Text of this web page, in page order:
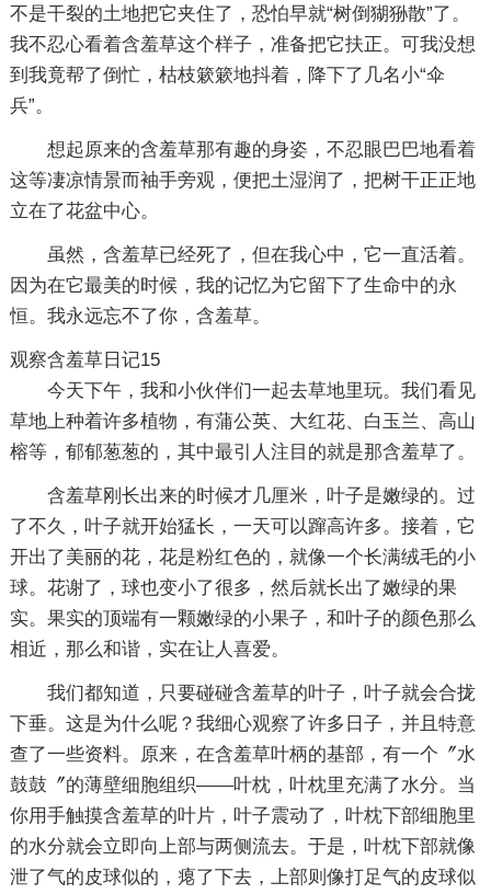
不是干裂的土地把它夹住了，恐怕早就“树倒猢狲散”了。
我不忍心看着含羞草这个样子，准备把它扶正。可我没想
到我竟帮了倒忙，枯枝簌簌地抖着，降下了几名小“伞
兵”。
想起原来的含羞草那有趣的身姿，不忍眼巴巴地看着
这等凄凉情景而袖手旁观，便把土湿润了，把树干正正地
立在了花盆中心。
虽然，含羞草已经死了，但在我心中，它一直活着。
因为在它最美的时候，我的记忆为它留下了生命中的永
恒。我永远忘不了你，含羞草。
观察含羞草日记15
今天下午，我和小伙伴们一起去草地里玩。我们看见
草地上种着许多植物，有蒲公英、大红花、白玉兰、高山
榕等，郁郁葱葱的，其中最引人注目的就是那含羞草了。
含羞草刚长出来的时候才几厘米，叶子是嫩绿的。过
了不久，叶子就开始猛长，一天可以蹿高许多。接着，它
开出了美丽的花，花是粉红色的，就像一个长满绒毛的小
球。花谢了，球也变小了很多，然后就长出了嫩绿的果
实。果实的顶端有一颗嫩绿的小果子，和叶子的颜色那么
相近，那么和谐，实在让人喜爱。
我们都知道，只要碰碰含羞草的叶子，叶子就会合拢
下垂。这是为什么呢？我细心观察了许多日子，并且特意
查了一些资料。原来，在含羞草叶柄的基部，有一个〞水
鼓鼓〞的薄壁细胞组织――叶枕，叶枕里充满了水分。当
你用手触摸含羞草的叶片，叶子震动了，叶枕下部细胞里
的水分就会立即向上部与两侧流去。于是，叶枕下部就像
泄了气的皮球似的，瘪了下去，上部则像打足气的皮球似